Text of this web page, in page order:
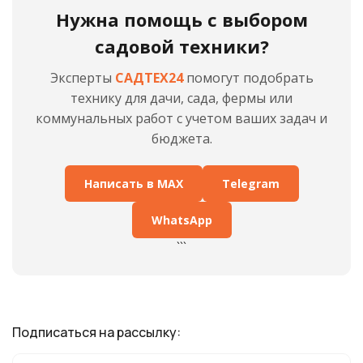
Нужна помощь с выбором
садовой техники?
Эксперты САДТЕХ24помогут подобрать
технику для дачи, сада, фермы или
коммунальных работ с учетом ваших задач и
бюджета.
Написать в MAX Telegram
WhatsApp
```
Подписаться на рассылку: